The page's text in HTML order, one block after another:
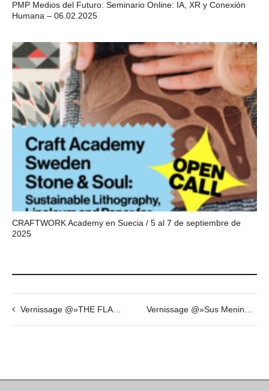
PMP Medios del Futuro: Seminario Online: IA, XR y Conexión
Humana – 06.02.2025
CRAFTWORK Academy en Suecia / 5 al 7 de septiembre de
2025
Vernissage @»THE FLAMINGOS» by Gasper Jemec – 5th of March 2015